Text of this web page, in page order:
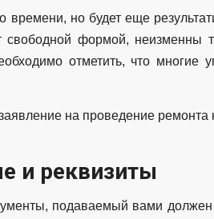
времени, но будет еще
свободной формой, неизменны
отметить, что многие
на проведение
и реквизиты
подаваемый вами должен